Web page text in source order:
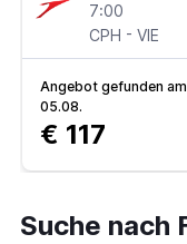
7:00
CPH - VIE
Angebot gefunden am
05.08.
€ 117
Suche nach